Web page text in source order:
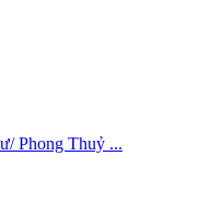
Phong Thuỷ ...